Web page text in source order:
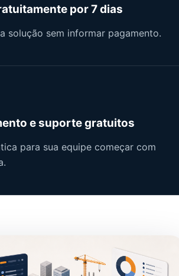
por 7 dias
solução sem informar pagamento.
e suporte gratuitos
para sua equipe começar com